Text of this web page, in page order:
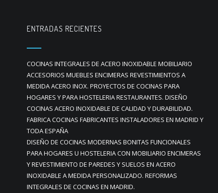
ENTRADAS RECIENTES
COCINAS INTEGRALES DE ACERO INOXIDABLE MOBILIARIO
ACCESORIOS MUEBLES ENCIMERAS REVESTIMIENTOS A
MEDIDA ACERO INOX. PROYECTOS DE COCINAS PARA
HOGARES Y PARA HOSTELERIA RESTAURANTES. DISEÑO
COCINAS ACERO INOXIDABLE DE CALIDAD Y DURABILIDAD.
FABRICA COCINAS FABRICANTES INSTALADORES EN MADRID Y
TODA ESPAÑA
DISEÑO DE COCINAS MODERNAS BONITAS FUNCIONALES
PARA HOGARES U HOSTELERIA CON MOBILIARIO ENCIMERAS
Y REVESTIMIENTO DE PAREDES Y SUELOS EN ACERO
INOXIDABLE A MEDIDA PERSONALIZADO. REFORMAS
INTEGRALES DE COCINAS EN MADRID.